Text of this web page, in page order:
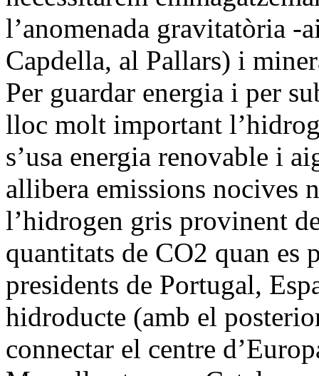
l’anomenada gravitatòria -
Capdella, al Pallars) i
Per guardar energia i per
lloc molt important
s’usa energia renovable i
allibera emissions nocives
l’hidrogen gris provinent
quantitats de CO2 quan es
presidents de Portugal,
hidroducte (amb el
connectar el centre